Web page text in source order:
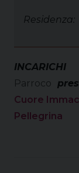
Residenza:
INCARICHI
Parroco
Cuore
Pellegrina